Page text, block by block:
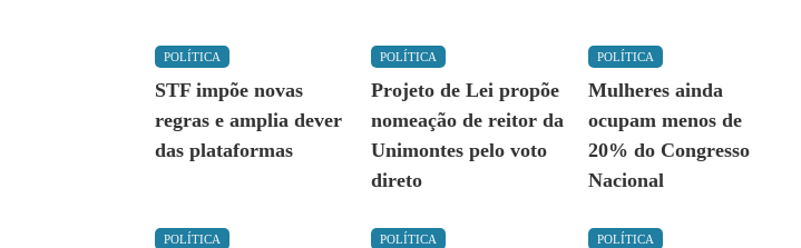
POLÍTICA
STF impõe novas
regras e amplia dever
das plataformas
POLÍTICA
Projeto de Lei propõe
nomeação de reitor da
Unimontes pelo voto
direto
POLÍTICA
Mulheres ainda
ocupam menos de
20% do Congresso
Nacional
POLÍTICA POLÍTICA POLÍTICA